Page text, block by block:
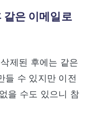
같은 이메일로
제된 후에는 같은
들 수 있지만 이전
을 수도 있으니 참